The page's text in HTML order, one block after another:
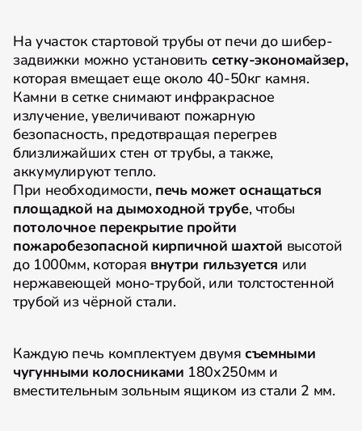
На участок стартовой трубы от печи до шибер-
задвижки можно установить сетку-экономайзер,
которая вмещает еще около 40-50кг камня.
Камни в сетке снимают инфракрасное
излучение, увеличивают пожарную
безопасность, предотвращая перегрев
близлижайших стен от трубы, а также,
аккумулируют тепло.
При необходимости, печь может оснащаться
площадкой на дымоходной трубе, чтобы
потолочное перекрытие пройти
пожаробезопасной кирпичной шахтой высотой
до 1000мм, которая внутри гильзуется или
нержавеющей моно-трубой, или толстостенной
трубой из чёрной стали.
Каждую печь комплектуем двумясъемными
чугунными колосниками 180х250мм и
вместительным зольным ящиком из стали 2 мм.